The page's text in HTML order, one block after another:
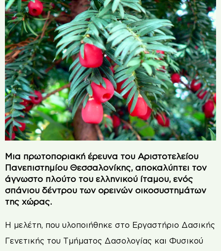
Μια πρωτοποριακή έρευνα του Αριστοτελείου
Πανεπιστημίου Θεσσαλονίκης, αποκαλύπτει τον
άγνωστο πλούτο του ελληνικού ίταμου, ενός
σπάνιου δέντρου των ορεινών οικοσυστημάτων
της χώρας.
Η μελέτη, που υλοποιήθηκε στο Εργαστήριο Δασικής
Γενετικής του Τμήματος Δασολογίας και Φυσικού